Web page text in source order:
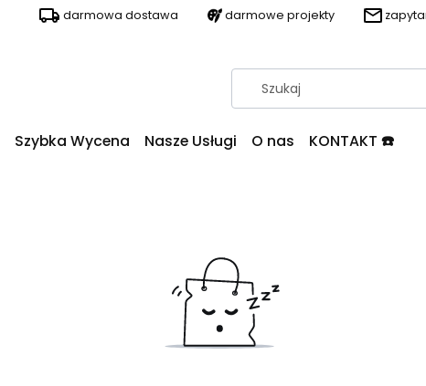
darmowa dostawa darmowe projekty
Szybka Wycena Nasze Usługi O nas KONTAKT ☎️